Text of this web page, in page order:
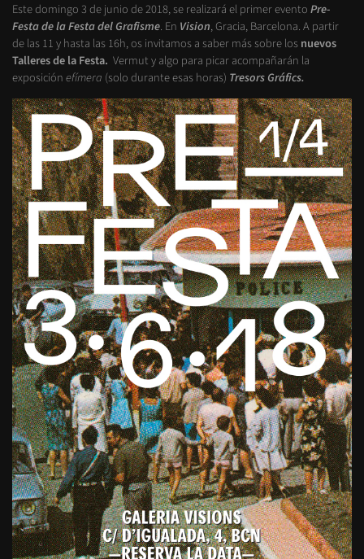
Este domingo 3 de junio de 2018, se realizará el primer eventoPre-
Festa de la Festa del Grafisme. En Vision, Gracia, Barcelona. A partir
de las 11 y hasta las 16h, os invitamos a saber más sobre losnuevos
Talleres de la Festa. Vermut y algo para picar acompañarán la
exposiciónefímera (solo durante esas horas) Tresors Gráfics.